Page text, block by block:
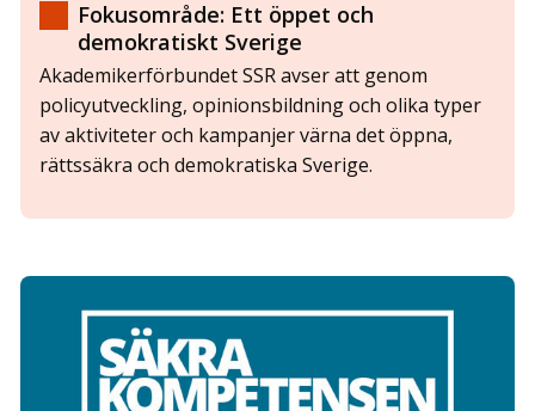
Fokusområde: Ett öppet och
demokratiskt Sverige
Akademikerförbundet SSR avser att genom
policyutveckling, opinionsbildning och olika typer
av aktiviteter och kampanjer värna det öppna,
rättssäkra och demokratiska Sverige.